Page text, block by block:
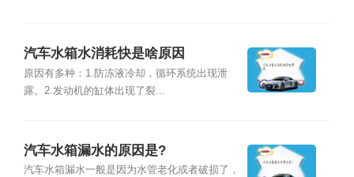
汽车水箱水消耗快是啥原因
原因有多种：1.防冻液冷却，循环系统出现泄
露。2.发动机的缸体出现了裂...
汽车水箱漏水的原因是?
汽车水箱漏水一般是因为水管老化或者破损了，